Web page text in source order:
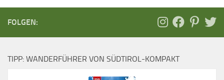
FOLGEN:
TIPP: WANDERFÜHRER VON SÜDTIROL-KOMPAKT